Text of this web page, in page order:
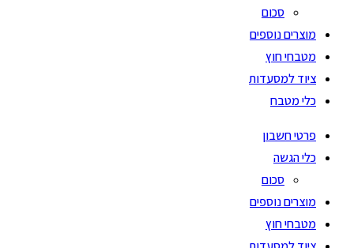
סכום
מוצרים נוספים
מטבחי חוץ
ציוד למסעדות
כלי מטבח
פרטי חשבון
כלי הגשה
סכום
מוצרים נוספים
מטבחי חוץ